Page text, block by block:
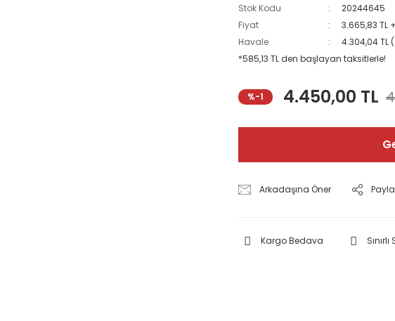
Stok Kodu
20244645
Fiyat
3.665,83 TL
Havale
4.304,04 TL
*585,13 TL den başlayan taksitlerle!
%-1 4.450,00 TL
Arkadaşına Öner
Kargo Bedava